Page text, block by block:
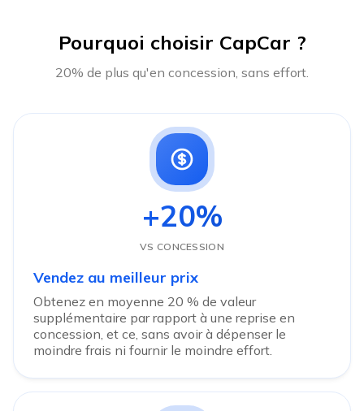
Pourquoi choisir CapCar ?
20% de plus qu'en concession, sans effort.
+20%
VS CONCESSION
Vendez au meilleur prix
Obtenez en moyenne 20 % de valeur
supplémentaire par rapport à une reprise en
concession, et ce, sans avoir à dépenser le
moindre frais ni fournir le moindre effort.